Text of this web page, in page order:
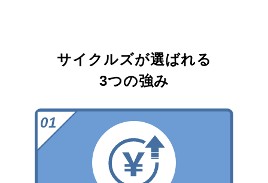
サイクルズが選ばれる
3つの強み